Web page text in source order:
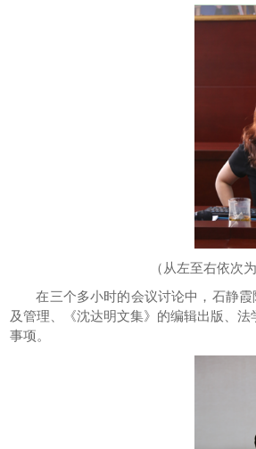
（ 从左至右依次
在三个多小时的会议讨论中，石静霞
及管理
《沈达明文集》 的编辑出版 法
事项。